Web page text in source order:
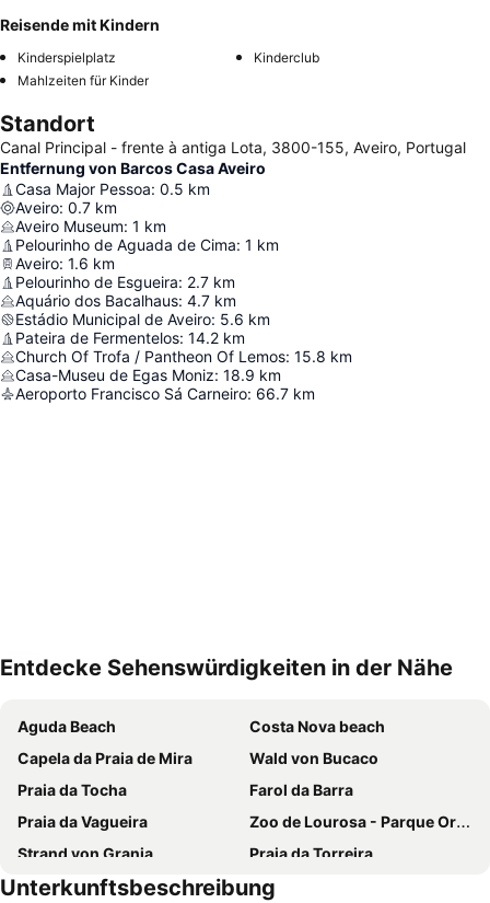
Reisende mit Kindern
Kinderspielplatz
Kinderclub
Mahlzeiten für Kinder
Standort
Canal Principal - frente à antiga Lota, 3800-155, Aveiro, Portugal
Entfernung von Barcos Casa Aveiro
Casa Major Pessoa: 0.5 km
Aveiro: 0.7 km
Aveiro Museum: 1 km
Pelourinho de Aguada de Cima: 1 km
Aveiro: 1.6 km
Pelourinho de Esgueira: 2.7 km
Aquário dos Bacalhaus: 4.7 km
Estádio Municipal de Aveiro: 5.6 km
Pateira de Fermentelos: 14.2 km
Church Of Trofa / Pantheon Of Lemos: 15.8 km
Casa-Museu de Egas Moniz: 18.9 km
Aeroporto Francisco Sá Carneiro: 66.7 km
Entdecke Sehenswürdigkeiten in der Nähe
Aguda Beach
Costa Nova beach
Capela da Praia de Mira
Wald von Bucaco
Praia da Tocha
Farol da Barra
Praia da Vagueira
Zoo de Lourosa - Parque Ornitológico
Strand von Granja
Praia da Torreira
Furadouro beach
Da Barra
Unterkunftsbeschreibung